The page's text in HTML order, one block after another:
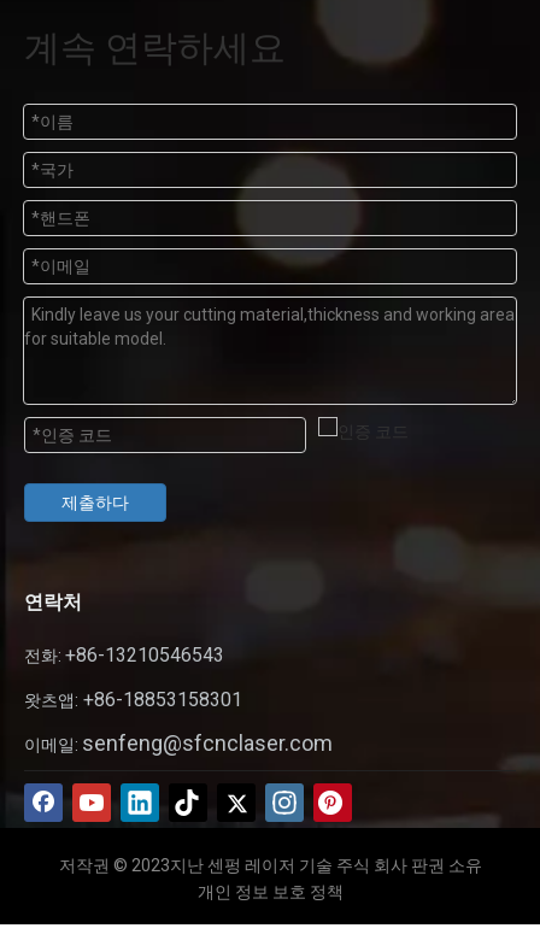
계속 연락하세요
제출하다
연락처
전화: +86-13210546543
왓츠앱: +86-18853158301
이메일: senfeng@sfcnclaser.com
저작권 © 2023지난 센펑 레이저 기술 주식 회사 판권 소유
개인 정보 보호 정책